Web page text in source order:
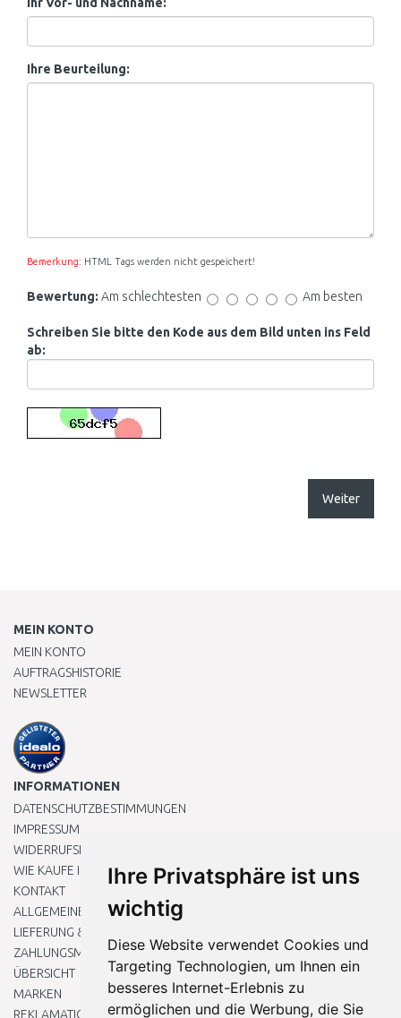
Ihre Privatsphäre ist uns
wichtig
Diese Website verwendet Cookies und
Targeting Technologien, um Ihnen ein
besseres Internet-Erlebnis zu
ermöglichen und die Werbung, die Sie
Ihre Beurteilung:
Bemerkung: HTML Tags werden nicht gespeichert!
Bewertung: Am schlechtesten Am besten
Schreiben Sie bitte den Kode aus dem Bild unten ins Feld
ab:
Weiter
MEIN KONTO
MEIN KONTO
AUFTRAGSHISTORIE
NEWSLETTER
INFORMATIONEN
DATENSCHUTZBESTIMMUNGEN
IMPRESSUM
WIDERRUFSRECHT
WIE KAUFE ICH EIN?
KONTAKT
ALLGEMEINEN GESCHÄFTSBEDINGUNGEN
LIEFERUNG & ZAHLUNG
ZAHLUNGSMETHODEN
ÜBERSICHT
MARKEN
REKLAMATIONEN UND RETOUREN